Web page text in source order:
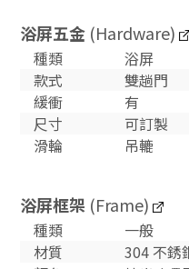
浴屏五金 (Hardware)
種類
浴屏
款式
雙趟門
緩衝
有
尺寸
可訂製
滑輪
吊轆
浴屏框架 (Frame)
種類
一般
材質
304 不銹